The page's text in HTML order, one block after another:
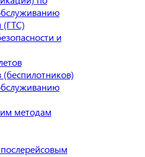
(ГТС)
и
методам